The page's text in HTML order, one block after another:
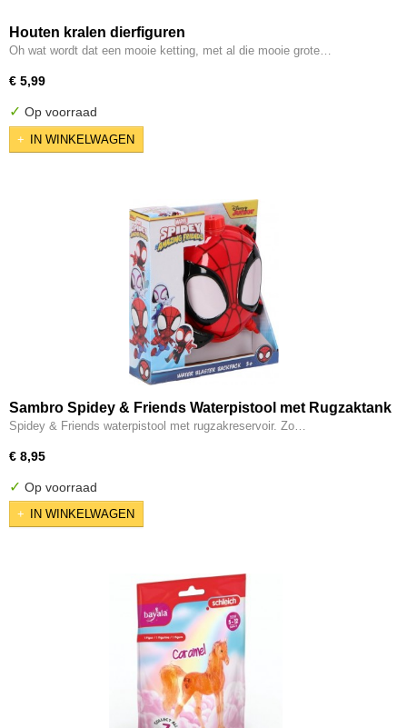
Houten kralen dierfiguren
Oh wat wordt dat een mooie ketting, met al die mooie grote…
€ 5,99
✓ Op voorraad
IN WINKELWAGEN
Sambro Spidey & Friends Waterpistool met Rugzaktank
Spidey & Friends waterpistool met rugzakreservoir. Zo…
€ 8,95
✓ Op voorraad
IN WINKELWAGEN